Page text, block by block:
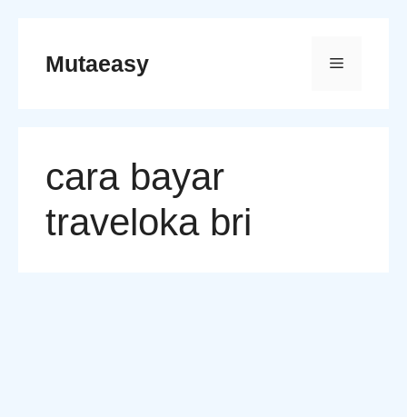
contentMutaeasy Menu
cara bayar
traveloka bri